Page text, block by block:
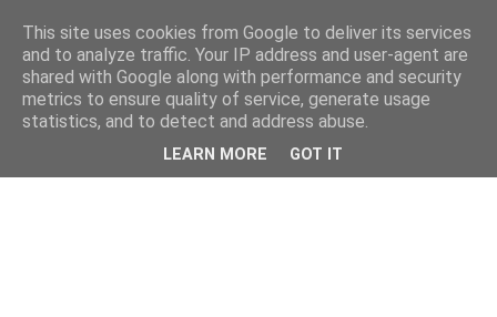
This site uses cookies from Google to deliver its services
and to analyze traffic. Your IP address and user-agent are
shared with Google along with performance and security
metrics to ensure quality of service, generate usage
statistics, and to detect and address abuse.
LEARN MORE GOT IT